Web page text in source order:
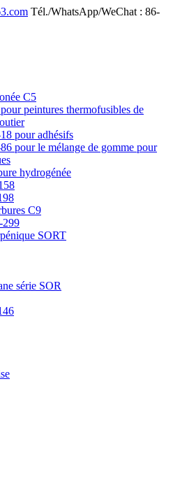
Tél./WhatsApp/WeChat : 86-
C5
peintures thermofusibles de
pour adhésifs
pour le mélange de gomme pour
hydrogénée
C9
299
SORT
série SOR